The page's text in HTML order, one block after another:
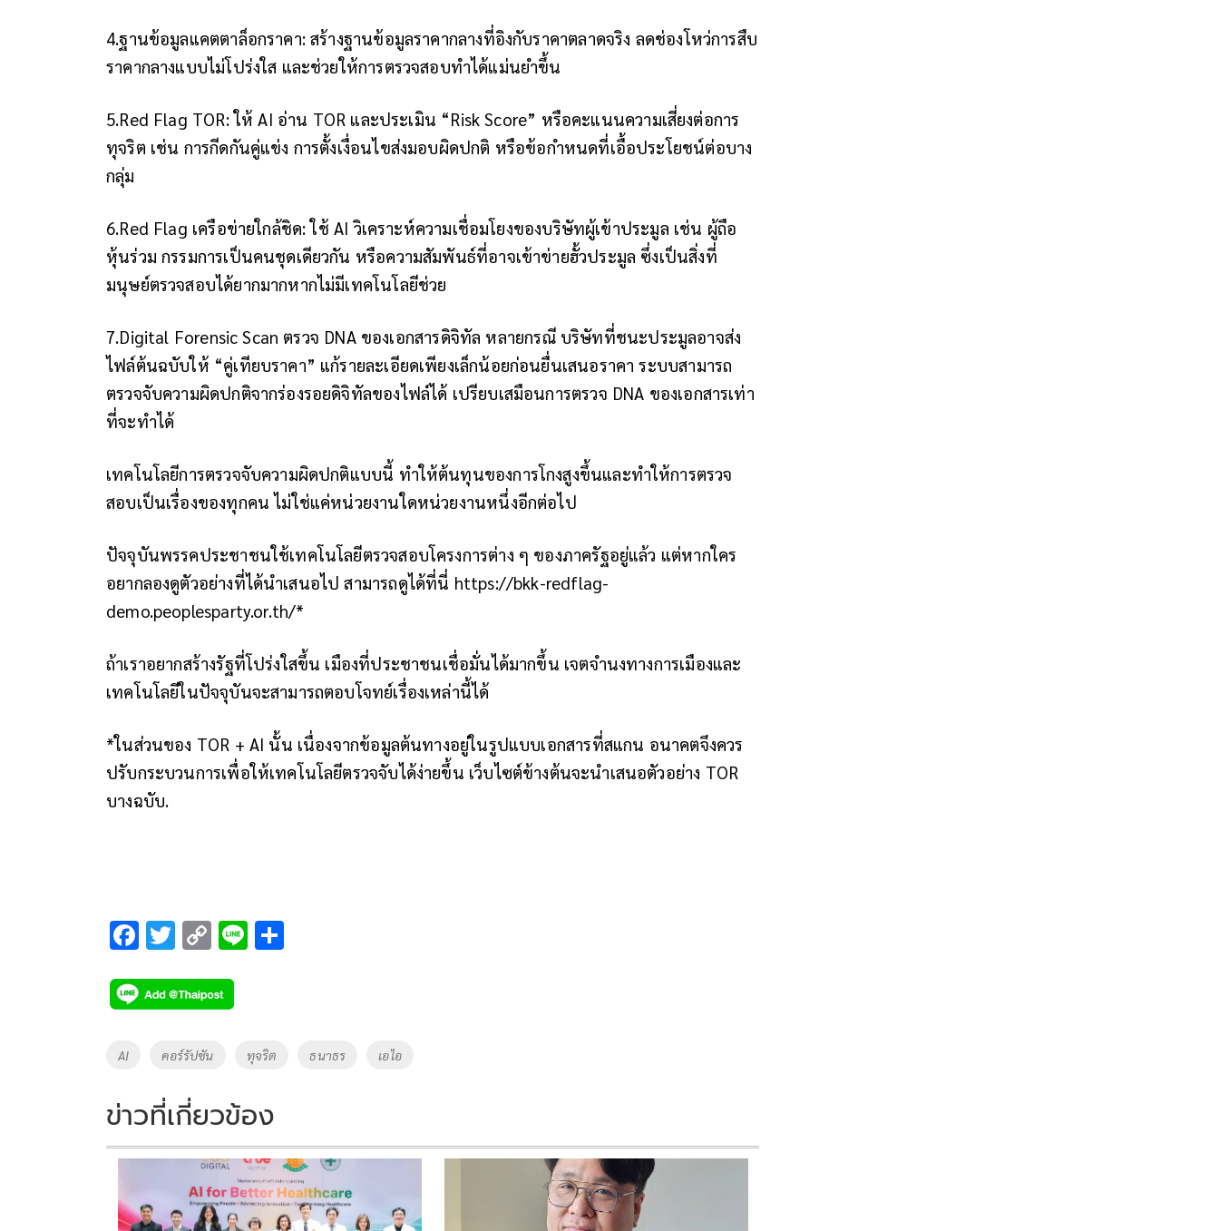
4.ฐานข้อมูลแคตตาล็อกราคา: สร้างฐานข้อมูลราคากลางที่อิงกับราคาตลาดจริง ลดช่องโหว่การสืบ
ราคากลางแบบไม่โปร่งใส และช่วยให้การตรวจสอบทำได้แม่นยำขึ้น
5.Red Flag TOR: ให้ AI อ่าน TOR และประเมิน “Risk Score” หรือคะแนนความเสี่ยงต่อการ
ทุจริต เช่น การกีดกันคู่แข่ง การตั้งเงื่อนไขส่งมอบผิดปกติ หรือข้อกำหนดที่เอื้อประโยชน์ต่อบาง
กลุ่ม
6.Red Flag เครือข่ายใกล้ชิด: ใช้ AI วิเคราะห์ความเชื่อมโยงของบริษัทผู้เข้าประมูล เช่น ผู้ถือ
หุ้นร่วม กรรมการเป็นคนชุดเดียวกัน หรือความสัมพันธ์ที่อาจเข้าข่ายฮั้วประมูล ซึ่งเป็นสิ่งที่
มนุษย์ตรวจสอบได้ยากมากหากไม่มีเทคโนโลยีช่วย
7.Digital Forensic Scan ตรวจ DNA ของเอกสารดิจิทัล หลายกรณี บริษัทที่ชนะประมูลอาจส่ง
ไฟล์ต้นฉบับให้ “คู่เทียบราคา” แก้รายละเอียดเพียงเล็กน้อยก่อนยื่นเสนอราคา ระบบสามารถ
ตรวจจับความผิดปกติจากร่องรอยดิจิทัลของไฟล์ได้ เปรียบเสมือนการตรวจ DNA ของเอกสารเท่า
ที่จะทำได้
เทคโนโลยีการตรวจจับความผิดปกติแบบนี้ ทำให้ต้นทุนของการโกงสูงขึ้นและทำให้การตรวจ
สอบเป็นเรื่องของทุกคน ไม่ใช่แค่หน่วยงานใดหน่วยงานหนึ่งอีกต่อไป
ปัจจุบันพรรคประชาชนใช้เทคโนโลยีตรวจสอบโครงการต่าง ๆ ของภาครัฐอยู่แล้ว แต่หากใคร
อยากลองดูตัวอย่างที่ได้นำเสนอไป สามารถดูได้ที่นี่ https://bkk-redflag-
demo.peoplesparty.or.th/*
ถ้าเราอยากสร้างรัฐที่โปร่งใสขึ้น เมืองที่ประชาชนเชื่อมั่นได้มากขึ้น เจตจำนงทางการเมืองและ
เทคโนโลยีในปัจจุบันจะสามารถตอบโจทย์เรื่องเหล่านี้ได้
*ในส่วนของ TOR + AI นั้น เนื่องจากข้อมูลต้นทางอยู่ในรูปแบบเอกสารที่สแกน อนาคตจึงควร
ปรับกระบวนการเพื่อให้เทคโนโลยีตรวจจับได้ง่ายขึ้น เว็บไซต์ข้างต้นจะนำเสนอตัวอย่าง TOR
บางฉบับ.
F
e
b
k
T
tt
er
C
p
y
Li
k
Li
Tags
AI คอร์รัปชัน ทุจริต ธนาธร เอไอ
ข่าวที่เกี่ยวข้อง